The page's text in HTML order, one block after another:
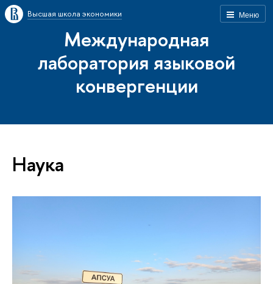
Меню
Высшая школа экономики
Международная
лаборатория языковой
конвергенции
Наука